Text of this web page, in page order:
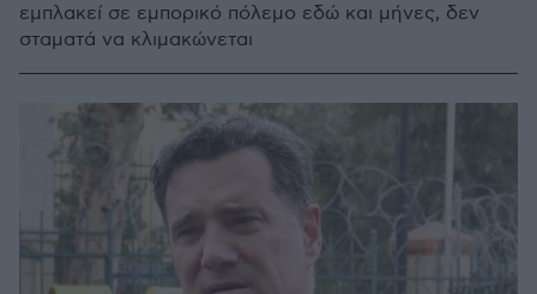
εμπλακεί σε εμπορικό πόλεμο εδώ και μήνες, δεν
σταματά να κλιμακώνεται